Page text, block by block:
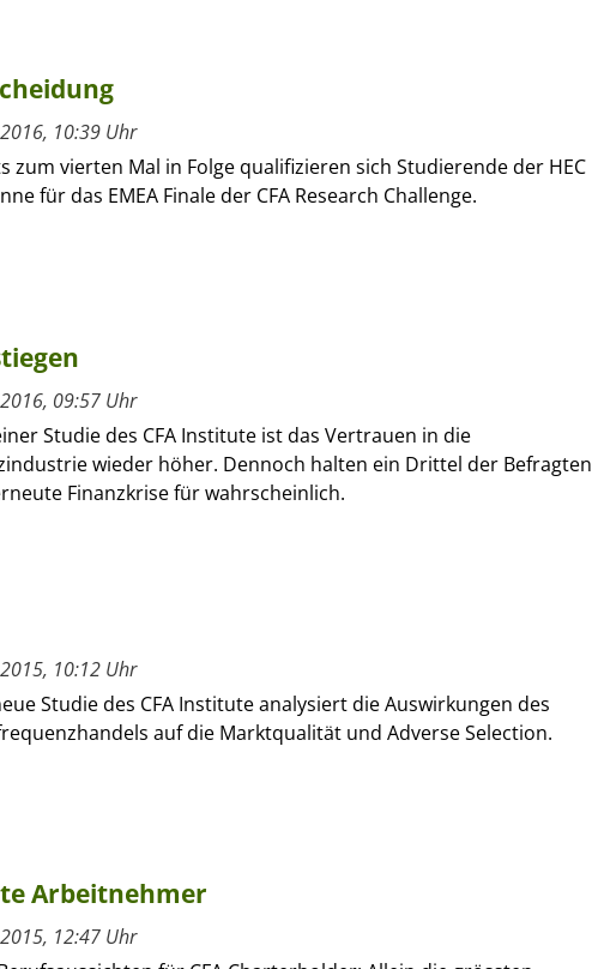
10:39 Uhr
zum vierten Mal in Folge qualifizieren sich Studierende der HEC
für das EMEA Finale der CFA Research Challenge.
09:57 Uhr
Studie des CFA Institute ist das Vertrauen in die
wieder höher. Dennoch halten ein Drittel der Befragten
Finanzkrise für wahrscheinlich.
10:12 Uhr
Studie des CFA Institute analysiert die Auswirkungen des
auf die Marktqualität und Adverse Selection.
Arbeitnehmer
12:47 Uhr